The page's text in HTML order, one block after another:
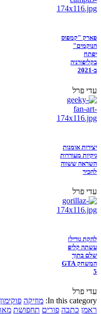
פארק "קמפוס
הנוקמים"
יפתח
בקליפורניה
ב-2021
עדי פרל
יצירות אומנות
גיקיות מעוררות
השראה ששווה
להכיר
עדי פרל
להקת גורילז
עשתה קליפ
שלם בתוך
המשחק GTA
5
עדי פרל
In this category: מוזיקה פוקימון
ראמן כתבה פורים תחפושת